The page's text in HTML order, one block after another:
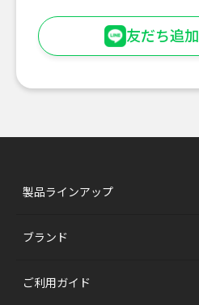
友だち追
製品ラインアップ
ブランド
ご利用ガイド